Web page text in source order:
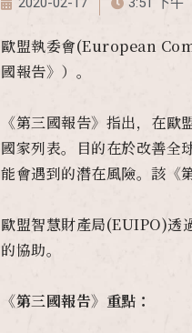
歐盟執委會(European
國報告》）。
《第三國報告》指出，在
國家列表。目的在於改善全
能會遇到的潛在風險。該《
歐盟智慧財產局(EUIPO)透
的協助。
《第三國報告》重點：